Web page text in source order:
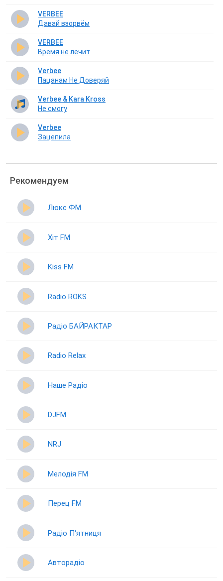
VERBEE
Давай взорвём
VERBEE
Время не лечит
Verbee
Пацанам Не Доверяй
Verbee & Kara Kross
Не смогу
Verbee
Зацепила
Рекомендуем
Люкс ФМ
Хіт FM
Kiss FM
Radio ROKS
Радіо БАЙРАКТАР
Radio Relax
Наше Радіо
DJFM
NRJ
Мелодія FM
Перец FM
Радіо П‘ятниця
Авторадіо